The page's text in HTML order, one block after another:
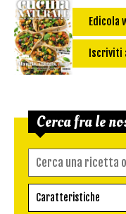
Edicola
Iscriviti
Cerca fra le
Caratteristiche